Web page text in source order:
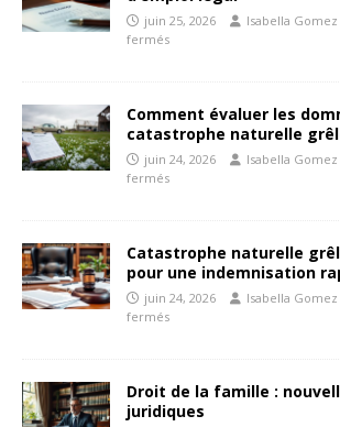
juin 25, 2026 Isabella Gomez
fermés
Comment évaluer les
catastrophe naturelle
juin 24, 2026 Isabella Gomez
fermés
Catastrophe naturelle
pour une indemnisation
juin 24, 2026 Isabella Gomez
fermés
Droit de la famille :
juridiques